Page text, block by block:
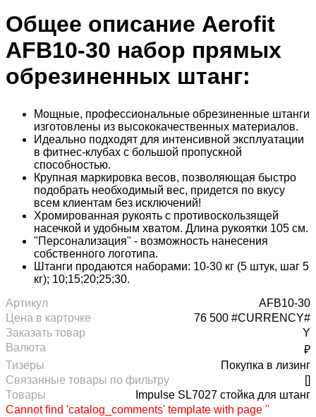
Общее описание Aerofit
AFB10-30 набор прямых
обрезиненных штанг:
Мощные, профессиональные обрезиненные штанги
изготовлены из высококачественных материалов.
Идеально подходят для интенсивной эксплуатации
в фитнес-клубах с большой пропускной
способностью.
Крупная маркировка весов, позволяющая быстро
подобрать необходимый вес, придется по вкусу
всем клиентам без исключений!
Хромированная рукоять с противоскользящей
насечкой и удобным хватом. Длина рукоятки 105 см.
"Персонализация" - возможность нанесения
собственного логотипа.
Штанги продаются наборами: 10-30 кг (5 штук, шаг 5
кг); 10;15;20;25;30.
Артикул
AFB10-30
Цена в карточке
76 500 #CURRENCY#
Заказать товар
Y
Валюта
₽
Тизеры
Покупка в лизинг
Связанные товары по фильтру
[]
Товары
Impulse SL7027 стойка для штанг
Cannot find 'catalog_comments' template with page ''